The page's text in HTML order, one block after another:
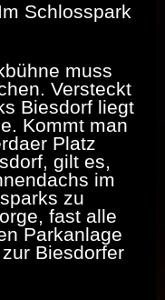
Schlosspark
muss
Versteckt
Biesdorf liegt
Kommt man
Platz
gilt es,
im
zu
fast alle
Parkanlage
Biesdorfer